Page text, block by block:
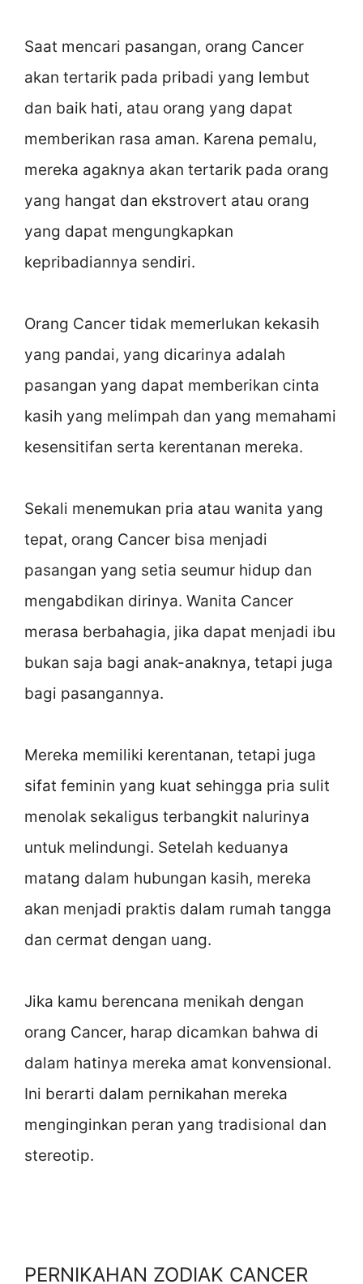
Saat mencari pasangan, orang Cancer
akan tertarik pada pribadi yang lembut
dan baik hati, atau orang yang dapat
memberikan rasa aman. Karena pemalu,
mereka agaknya akan tertarik pada orang
yang hangat dan ekstrovert atau orang
yang dapat mengungkapkan
kepribadiannya sendiri.
Orang Cancer tidak memerlukan kekasih
yang pandai, yang dicarinya adalah
pasangan yang dapat memberikan cinta
kasih yang melimpah dan yang memahami
kesensitifan serta kerentanan mereka.
Sekali menemukan pria atau wanita yang
tepat, orang Cancer bisa menjadi
pasangan yang setia seumur hidup dan
mengabdikan dirinya. Wanita Cancer
merasa berbahagia, jika dapat menjadi ibu
bukan saja bagi anak-anaknya, tetapi juga
bagi pasangannya.
Mereka memiliki kerentanan, tetapi juga
sifat feminin yang kuat sehingga pria sulit
menolak sekaligus terbangkit nalurinya
untuk melindungi. Setelah keduanya
matang dalam hubungan kasih, mereka
akan menjadi praktis dalam rumah tangga
dan cermat dengan uang.
Jika kamu berencana menikah dengan
orang Cancer, harap dicamkan bahwa di
dalam hatinya mereka amat konvensional.
Ini berarti dalam pernikahan mereka
menginginkan peran yang tradisional dan
stereotip.
PERNIKAHAN ZODIAK CANCER